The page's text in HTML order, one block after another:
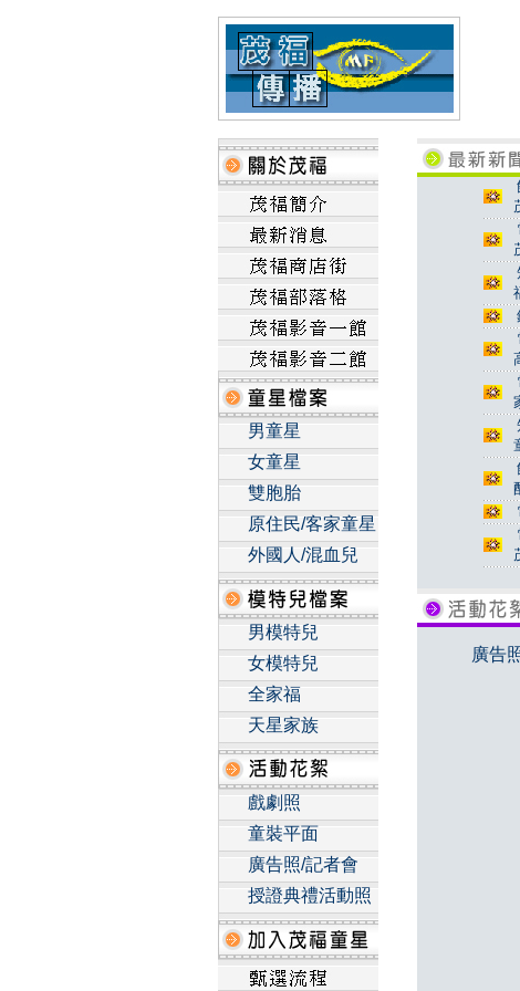
男童星
女童星
雙胞胎
原住民/客家童星
外國人/混血兒
男模特兒
女模特兒
全家福
天星家族
戲劇照
童裝平面
廣告照/記者會
授證典禮活動照
廣告